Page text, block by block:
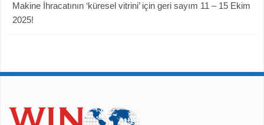
Makine İhracatının ‘küresel vitrini’ için geri sayım 11 – 15 Ekim
2025!